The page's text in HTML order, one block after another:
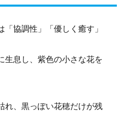
「協調性」「優しく癒す」
生息し、紫色の小さな花を
れ、黒っぽい花穂だけが残